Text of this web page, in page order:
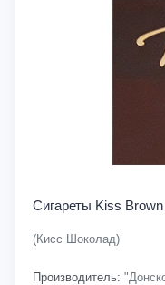
Сигареты Kiss Brown
(Кисс Шоколад)
Производитель: